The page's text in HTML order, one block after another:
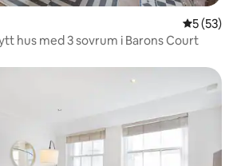
5 av 5 i
5 (53)
hus med 3 sovrum i Barons Court